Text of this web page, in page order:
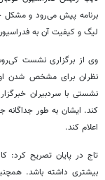
برنامه پیش می‌رود و مشکل
لیگ و کیفیت آن به
وی از برگزاری نشست
نظران برای مشخص شدن
نشستی با سردبیران
کند. ایشان به طور جداگانه
اعلام کند.
تاج در پایان تصریح کرد:
بیشتری داشته باشد.